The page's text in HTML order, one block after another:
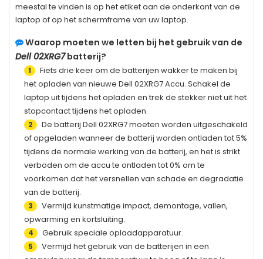
meestal te vinden is op het etiket aan de onderkant van de
laptop of op het schermframe van uw laptop.
Waarop moeten we letten bij het gebruik van de
Dell 02XRG7batterij?
1
Fiets drie keer om de batterijen wakker te maken bij
het opladen van nieuwe Dell 02XRG7Accu. Schakel de
laptop uit tijdens het opladen en trek de stekker niet uit het
stopcontact tijdens het opladen.
2 De batterij Dell 02XRG7moeten worden uitgeschakeld
of opgeladen wanneer de batterij worden ontladen tot 5%
tijdens de normale werking van de batterij, en het is strikt
verboden om de accu te ontladen tot 0% om te
voorkomen dat het versnellen van schade en degradatie
van de batterij.
3
Vermijd kunstmatige impact, demontage, vallen,
opwarming en kortsluiting.
4 Gebruik speciale oplaadapparatuur.
5
Vermijd het gebruik van de batterijen in een